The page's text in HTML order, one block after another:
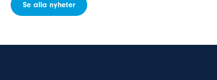
Se alla nyheter